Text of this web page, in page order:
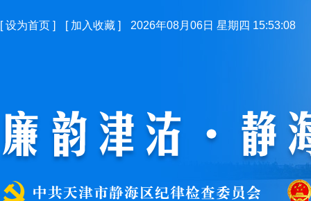
[设为首页 ] [ 加入收藏 ] 2026年08月06日 星期四 15:53:09